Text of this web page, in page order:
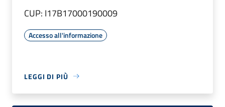
CUP: I17B17000190009
Accesso all'informazione
LEGGI DI PIÙ